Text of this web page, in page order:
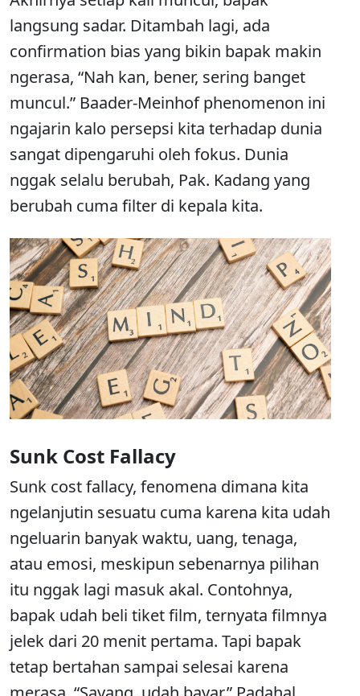
langsung sadar. Ditambah lagi, ada
confirmation bias yang bikin bapak makin
ngerasa, “Nah kan, bener, sering banget
muncul.” Baader-Meinhof phenomenon ini
ngajarin kalo persepsi kita terhadap dunia
sangat dipengaruhi oleh fokus. Dunia
nggak selalu berubah, Pak. Kadang yang
berubah cuma filter di kepala kita.
Sunk Cost Fallacy
Sunk cost fallacy, fenomena dimana kita
ngelanjutin sesuatu cuma karena kita udah
ngeluarin banyak waktu, uang, tenaga,
atau emosi, meskipun sebenarnya pilihan
itu nggak lagi masuk akal. Contohnya,
bapak udah beli tiket film, ternyata filmnya
jelek dari 20 menit pertama. Tapi bapak
tetap bertahan sampai selesai karena